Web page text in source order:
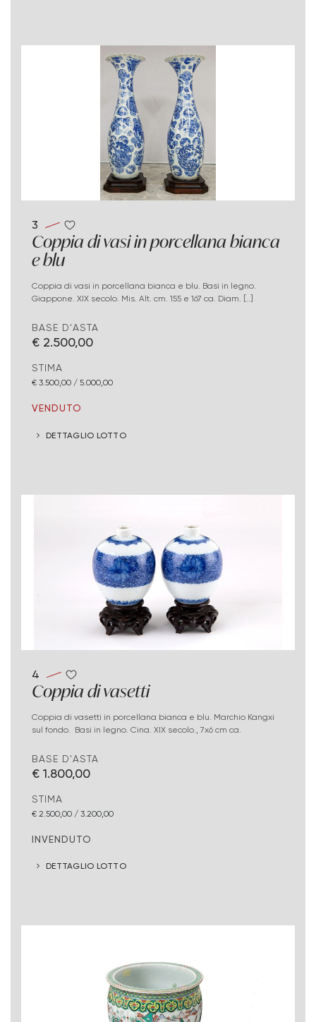
3
Coppia di vasi in porcellana bianca
e blu
Coppia di vasi in porcellana bianca e blu. Basi in legno.
Giappone. XIX secolo. Mis. Alt. cm. 155 e 167 ca. Diam. [..]
BASE D'ASTA
€ 2.500,00
STIMA
€ 3.500,00 / 5.000,00
VENDUTO
DETTAGLIO LOTTO
4
Coppia di vasetti
Coppia di vasetti in porcellana bianca e blu. Marchio Kangxi
sul fondo. Basi in legno. Cina. XIX secolo., 7x6 cm ca.
BASE D'ASTA
€ 1.800,00
STIMA
€ 2.500,00 / 3.200,00
INVENDUTO
DETTAGLIO LOTTO